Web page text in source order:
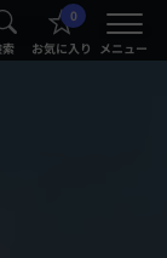
0
お気に入り メニュー
®